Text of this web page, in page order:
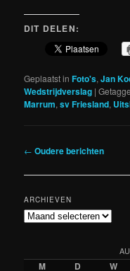
DIT DELEN:
Geplaatst in Foto's,Jan
Wedstrijdverslag |
Marrum,sv Friesland,
Berichtnavigatie
← Oudere berichten
ARCHIEVEN
Archieven
M D W